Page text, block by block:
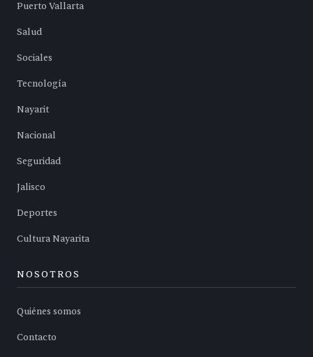
Puerto Vallarta
Salud
Sociales
Tecnología
Nayarit
Nacional
Seguridad
Jalisco
Deportes
Cultura Nayarita
NOSOTROS
Quiénes somos
Contacto